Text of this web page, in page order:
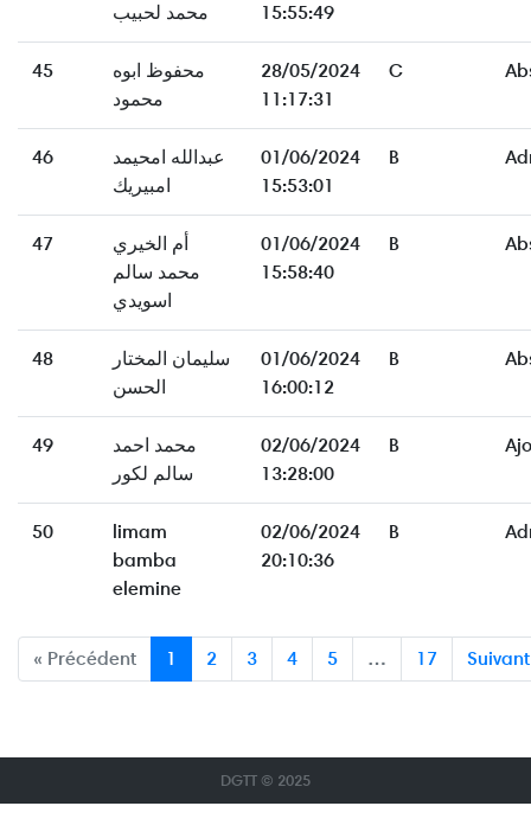
محمد لحبيب
15:55:49
45
محفوظ ابوه
محمود
28/05/2024
11:17:31
C
46
عبدالله امحيمد
امبيريك
01/06/2024
15:53:01
B
47
أم الخيري
محمد سالم
اسويدي
01/06/2024
15:58:40
B
48
سليمان المختار
الحسن
01/06/2024
16:00:12
B
49
محمد احمد
سالم لكور
02/06/2024
13:28:00
B
50
limam
bamba
elemine
02/06/2024
20:10:36
B
« Précédent 1 2 3 4 5 … 17
DGTT © 2025